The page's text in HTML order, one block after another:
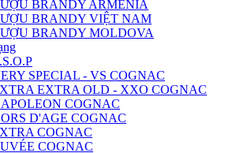
BRANDY ARMENIA
BRANDY VIỆT NAM
BRANDY MOLDOVA
SPECIAL - VS COGNAC
EXTRA OLD - XXO COGNAC
COGNAC
D'AGE COGNAC
COGNAC
COGNAC